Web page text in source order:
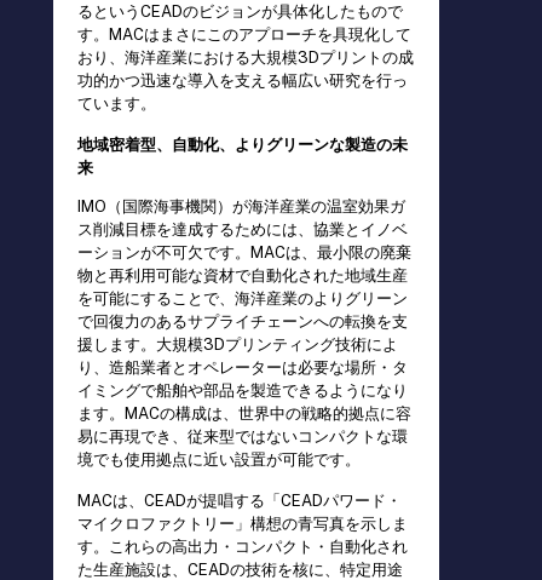
るというCEADのビジョンが具体化したもので
す。MACはまさにこのアプローチを具現化して
おり、海洋産業における大規模3Dプリントの成
功的かつ迅速な導入を支える幅広い研究を行っ
ています。
地域密着型、自動化、よりグリーンな製造の未
来
IMO（国際海事機関）が海洋産業の温室効果ガ
ス削減目標を達成するためには、協業とイノベ
ーションが不可欠です。MACは、最小限の廃棄
物と再利用可能な資材で自動化された地域生産
を可能にすることで、海洋産業のよりグリーン
で回復力のあるサプライチェーンへの転換を支
援します。大規模3Dプリンティング技術によ
り、造船業者とオペレーターは必要な場所・タ
イミングで船舶や部品を製造できるようになり
ます。MACの構成は、世界中の戦略的拠点に容
易に再現でき、従来型ではないコンパクトな環
境でも使用拠点に近い設置が可能です。
MACは、CEADが提唱する「CEADパワード・
マイクロファクトリー」構想の青写真を示しま
す。これらの高出力・コンパクト・自動化され
た生産施設は、CEADの技術を核に、特定用途